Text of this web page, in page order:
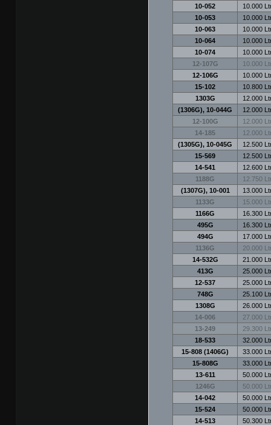
10-052
10.000
10-053
10.000
10-063
10.000
10-064
10.000
10-074
10.000
12-107G
10.000
12-106G
10.000
15-102
10.800
1303G
12.000
(1306G), 10-044G
12.000
12-100G
12.000
14-185
12.000
(1305G), 10-045G
12.500
15-569
12.500
14-541
12.600
1188G
12.750
(1307G), 10-001
13.000
1133G
15.000
1166G
16.300
495G
16.300
494G
17.000
1136G
20.000
14-532G
21.000
413G
25.000
12-537
25.000
748G
25.100
1308G
26.000
14-006
27.000
13-249
29.300
18-533
32.000
15-808 (1406G)
33.000
15-808G
33.000
13-611
50.000
1246G
50.000
14-042
50.000
15-524
50.000
14-513
50.300